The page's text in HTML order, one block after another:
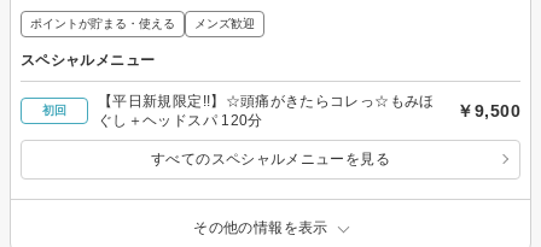
ポイントが貯まる・使える メンズ歓迎
スペシャルメニュー
初回
【平日新規限定!!】☆頭痛がきたらコレっ☆もみほ
ぐし＋ヘッドスパ 120分
￥9,500
すべてのスペシャルメニューを見る
その他の情報を表示